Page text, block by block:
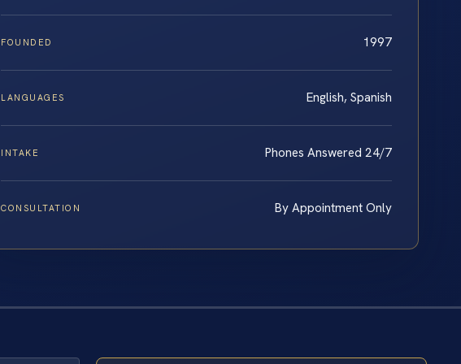
FOUNDED 1997
LANGUAGES English, Spanish
INTAKE Phones Answered 24/7
CONSULTATION By Appointment Only